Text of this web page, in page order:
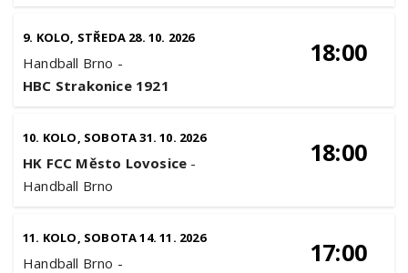
9. KOLO, STŘEDA 28. 10. 2026
Handball Brno -
HBC Strakonice 1921
18:00
10. KOLO, SOBOTA 31. 10. 2026
HK FCC Město Lovosice -
Handball Brno
18:00
11. KOLO, SOBOTA 14. 11. 2026
Handball Brno -
17:00